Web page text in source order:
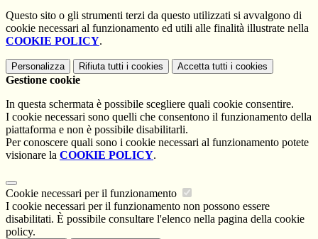
Questo sito o gli strumenti terzi da questo utilizzati si avvalgono di
cookie necessari al funzionamento ed utili alle finalità illustrate nella
COOKIE POLICY.
Personalizza Rifiuta tutti i cookies Accetta tutti i cookies
Gestione cookie
In questa schermata è possibile scegliere quali cookie consentire.
I cookie necessari sono quelli che consentono il funzionamento della
piattaforma e non è possibile disabilitarli.
Per conoscere quali sono i cookie necessari al funzionamento potete
visionare la COOKIE POLICY.
Cookie necessari per il funzionamento
I cookie necessari per il funzionamento non possono essere
disabilitati. È possibile consultare l'elenco nella pagina della cookie
policy.